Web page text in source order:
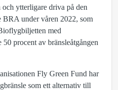
ytterligare driva på den
BRA under våren 2022, som
med
procent av bränsleåtgången
Fly Green Fund har
som ett alternativ till